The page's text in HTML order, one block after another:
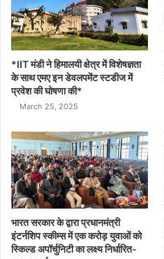
*IIT मंडी ने हिमालयी क्षेत्र में विशेषज्ञता
के साथ एमए इन डेवलपमेंट स्टडीज में
प्रवेश की घोषणा की*
March 25, 2025
भारत सरकार के द्वारा प्रधानमंत्री
इंटर्नशिप स्कीम्स में एक करोड़ युवाओं को
स्किल्ड अपॉर्चुनिटी का लक्ष्य निर्धारित-